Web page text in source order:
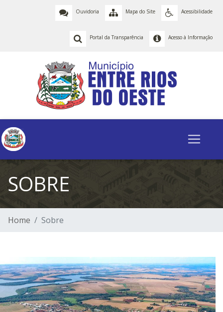
Acessibilidade
Mapa do Site
Ouvidoria
Acesso à Informação
Portal da Transparência
SOBRE
Home Sobre